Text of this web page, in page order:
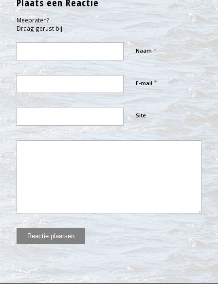
Plaats een Reactie
Meepraten?
Draag gerust bij!
Naam*
E-mail *
Site